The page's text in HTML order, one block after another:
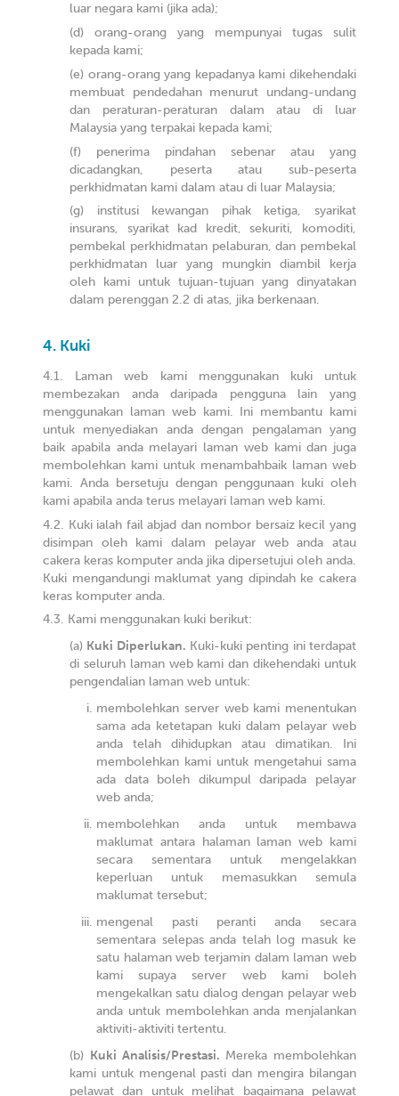
luar negara kami (jika ada);
orang-orang yang mempunyai tugas sulit
kepada kami;
orang-orang yang kepadanya kami dikehendaki
membuat pendedahan menurut undang-undang
dan peraturan-peraturan dalam atau di luar
Malaysia yang terpakai kepada kami;
penerima pindahan sebenar atau yang
dicadangkan, peserta atau sub-peserta
perkhidmatan kami dalam atau di luar Malaysia;
institusi kewangan pihak ketiga, syarikat
insurans, syarikat kad kredit, sekuriti, komoditi,
pembekal perkhidmatan pelaburan, dan pembekal
perkhidmatan luar yang mungkin diambil kerja
oleh kami untuk tujuan-tujuan yang dinyatakan
dalam perenggan 2.2 di atas, jika berkenaan.
Kuki
Laman web kami menggunakan kuki untuk
membezakan anda daripada pengguna lain yang
menggunakan laman web kami. Ini membantu kami
untuk menyediakan anda dengan pengalaman yang
baik apabila anda melayari laman web kami dan juga
membolehkan kami untuk menambahbaik laman web
kami. Anda bersetuju dengan penggunaan kuki oleh
kami apabila anda terus melayari laman web kami.
Kuki ialah fail abjad dan nombor bersaiz kecil yang
disimpan oleh kami dalam pelayar web anda atau
cakera keras komputer anda jika dipersetujui oleh anda.
Kuki mengandungi maklumat yang dipindah ke cakera
keras komputer anda.
Kami menggunakan kuki berikut:
Kuki Diperlukan. Kuki-kuki penting ini terdapat
di seluruh laman web kami dan dikehendaki untuk
pengendalian laman web untuk:
membolehkan server web kami menentukan
sama ada ketetapan kuki dalam pelayar web
anda telah dihidupkan atau dimatikan. Ini
membolehkan kami untuk mengetahui sama
ada data boleh dikumpul daripada pelayar
web anda;
membolehkan anda untuk membawa
maklumat antara halaman laman web kami
secara sementara untuk mengelakkan
keperluan untuk memasukkan semula
maklumat tersebut;
mengenal pasti peranti anda secara
sementara selepas anda telah log masuk ke
satu halaman web terjamin dalam laman web
kami supaya server web kami boleh
mengekalkan satu dialog dengan pelayar web
anda untuk membolehkan anda menjalankan
aktiviti-aktiviti tertentu.
Kuki Analisis/Prestasi. Mereka membolehkan
kami untuk mengenal pasti dan mengira bilangan
pelawat dan untuk melihat bagaimana pelawat